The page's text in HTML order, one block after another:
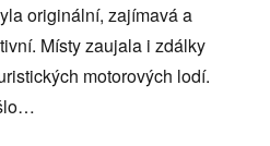
originální, zajímavá a
Místy zaujala i zdálky
motorových lodí.